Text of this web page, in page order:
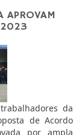
APROVAM
2023
da
de Acordo
por ampla